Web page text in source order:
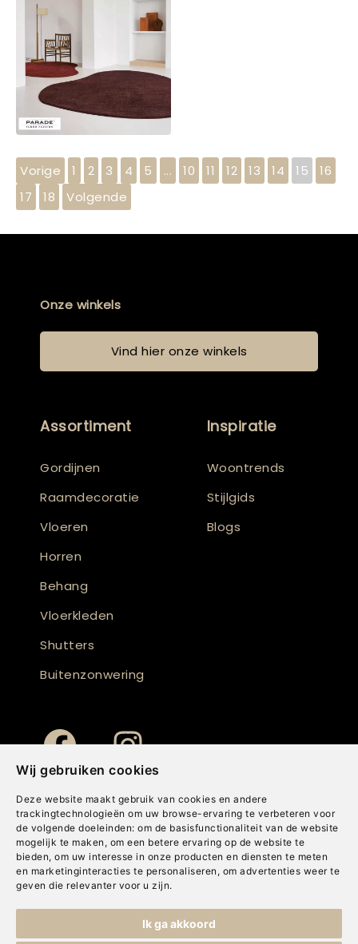
Wij gebruiken cookies
Deze website maakt gebruik van cookies en andere
trackingtechnologieën om uw browse-ervaring te verbeteren voor
de volgende doeleinden: om de basisfunctionaliteit van de website
mogelijk te maken , om een betere ervaring op de website te
bieden, om uw interesse in onze producten en diensten te meten
en marketinginteracties te personaliseren , om advertenties weer te
geven die relevanter voor u zijn.
Ik ga akkoord
Vorige 1 2 3 4 5 ... 10 11 12 13 14 15
16
17
18 Volgende
Onze winkels
Vind hier onze winkels
Assortiment
Gordijnen
Raamdecoratie
Vloeren
Horren
Behang
Vloerkleden
Shutters
Buitenzonwering
Inspiratie
Woontrends
Stijlgids
Blogs
Cookies